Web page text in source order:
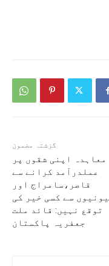
گزشتہ مضمون
معاہدہ اپنی شقوں پر
عملدرآمد کرانے سے
قاصر،سامراج اور
سے کسی خیر کی
توقع نہیں: قائد ملت
جعفریہ پاکستان